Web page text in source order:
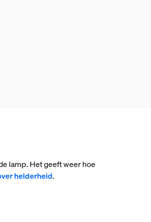
lamp. Het geeft weer hoe
helderheid.